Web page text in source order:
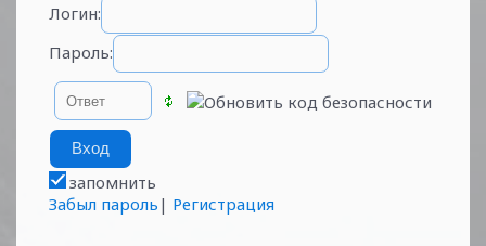
Логин:
Пароль:
запомнить
Забыл пароль | Регистрация